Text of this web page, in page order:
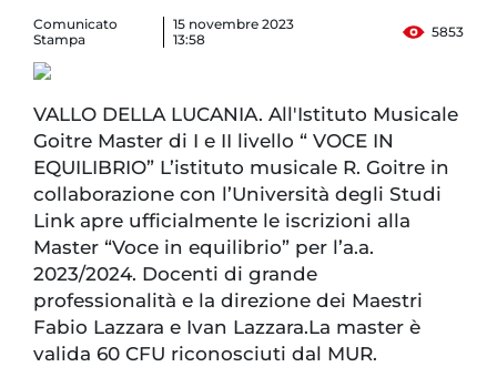
Comunicato
Stampa
15 novembre 2023
13:58
5853
VALLO DELLA LUCANIA. All'Istituto Musicale
Goitre Master di I e II livello “ VOCE IN
EQUILIBRIO” L’istituto musicale R. Goitre in
collaborazione con l’Università degli Studi
Link apre ufficialmente le iscrizioni alla
Master “Voce in equilibrio” per l’a.a.
2023/2024. Docenti di grande
professionalità e la direzione dei Maestri
Fabio Lazzara e Ivan Lazzara.La master è
valida 60 CFU riconosciuti dal MUR.